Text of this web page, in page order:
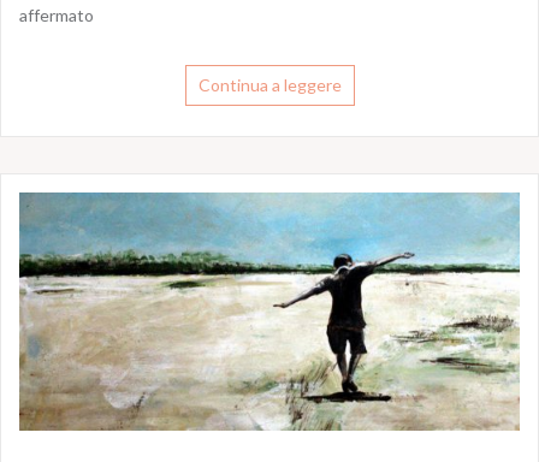
affermato
Continua a leggere